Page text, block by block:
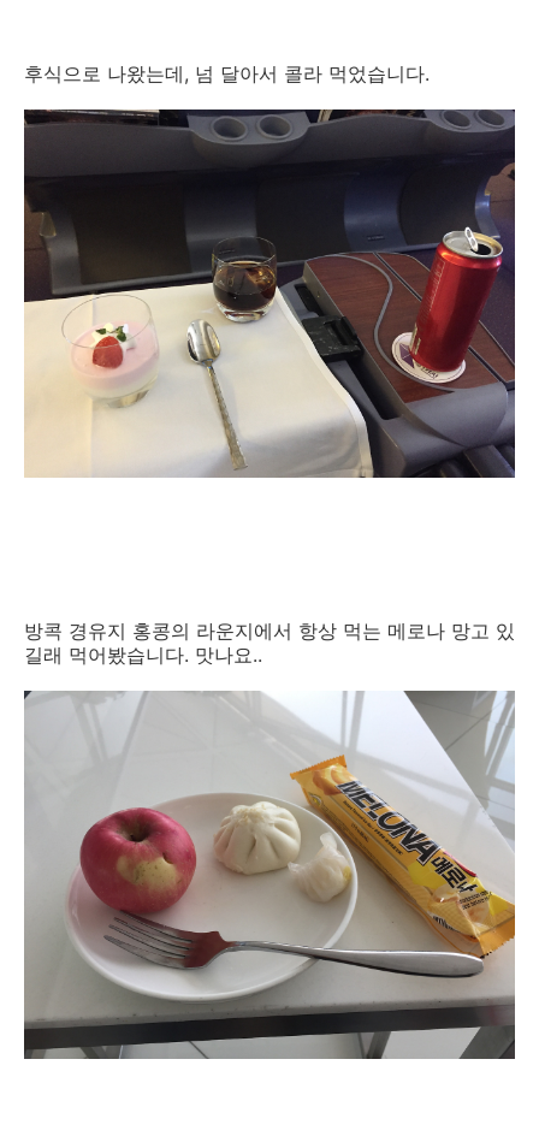
후식으로 나왔는데, 넘 달아서 콜라 먹었습니다.
방콕 경유지 홍콩의 라운지에서 항상 먹는 메로나 망고 있
길래 먹어봤습니다. 맛나요..